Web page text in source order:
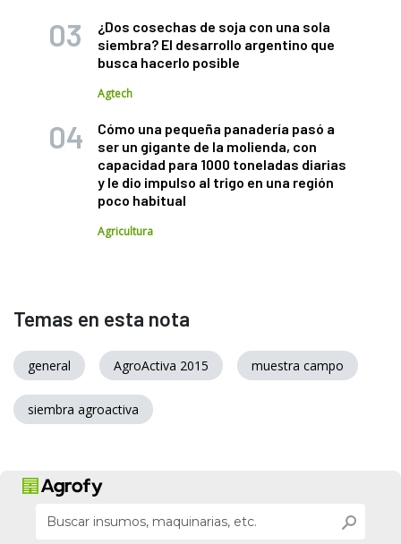
¿Dos cosechas de soja con una sola
siembra? El desarrollo argentino que
busca hacerlo posible
Agtech
Cómo una pequeña panadería pasó a
ser un gigante de la molienda, con
capacidad para 1000 toneladas diarias
y le dio impulso al trigo en una región
poco habitual
Agricultura
Temas en esta nota
general AgroActiva 2015 muestra campo
siembra agroactiva